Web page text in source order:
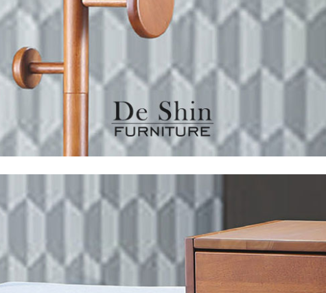
開店前、閉店後時段，並送至百貨公司卸貨區為限，恕無法送至指
收家俱可聯絡當地請清潔隊回收,免付費清運專線：0800-085-717